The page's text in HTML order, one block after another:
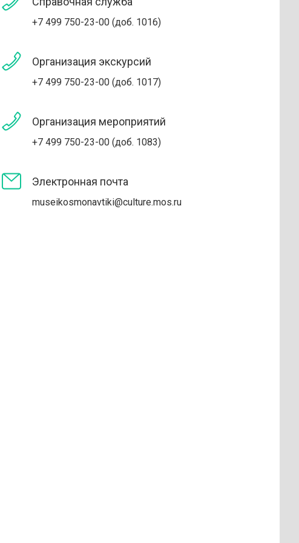
+7 499 750-23-00 (доб. 1016)
Организация экскурсий
+7 499 750-23-00 (доб. 1017)
Организация мероприятий
+7 499 750-23-00 (доб. 1083)
Электронная почта
museikosmonavtiki@culture.mos.ru